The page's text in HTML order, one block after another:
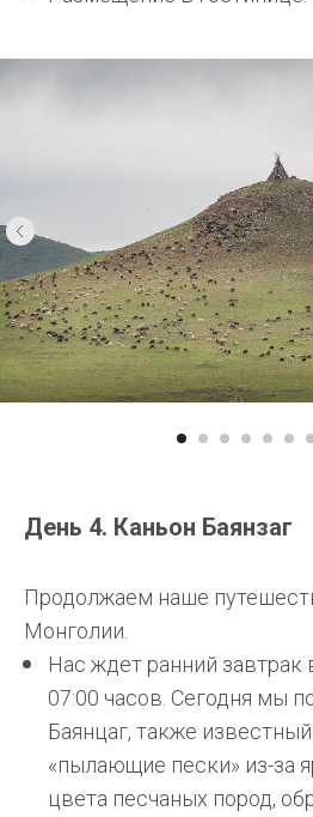
День 4. Каньон Баянзаг
Продолжаем наше
Монголии.
Нас ждет ранний завтрак
07:00 часов. Сегодня мы
Баянцаг, также
«пылающие пески» из-за
цвета песчаных пород,